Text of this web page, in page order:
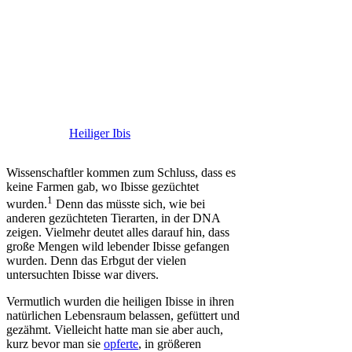
Heiliger Ibis
Wissenschaftler kommen zum Schluss, dass es
keine Farmen gab, wo Ibisse gezüchtet
wurden.1 Denn das müsste sich, wie bei
anderen gezüchteten Tierarten, in der DNA
zeigen. Vielmehr deutet alles darauf hin, dass
große Mengen wild lebender Ibisse gefangen
wurden. Denn das Erbgut der vielen
untersuchten Ibisse war divers.
Vermutlich wurden die heiligen Ibisse in ihren
natürlichen Lebensraum belassen, gefüttert und
gezähmt. Vielleicht hatte man sie aber auch,
kurz bevor man sie opferte, in größeren